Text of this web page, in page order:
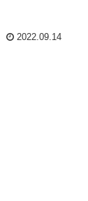
2022.09.14